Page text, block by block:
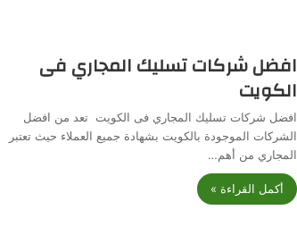
افضل شركات تسليك المجاري فى
الكويت
افضل شركات تسليك المجاري فى الكويت تعد من افضل
الشركات الموجودة بالكويت بشهادة جميع العملاء حيث تعتبر
المجاري من أهم…
أكمل القراءة »